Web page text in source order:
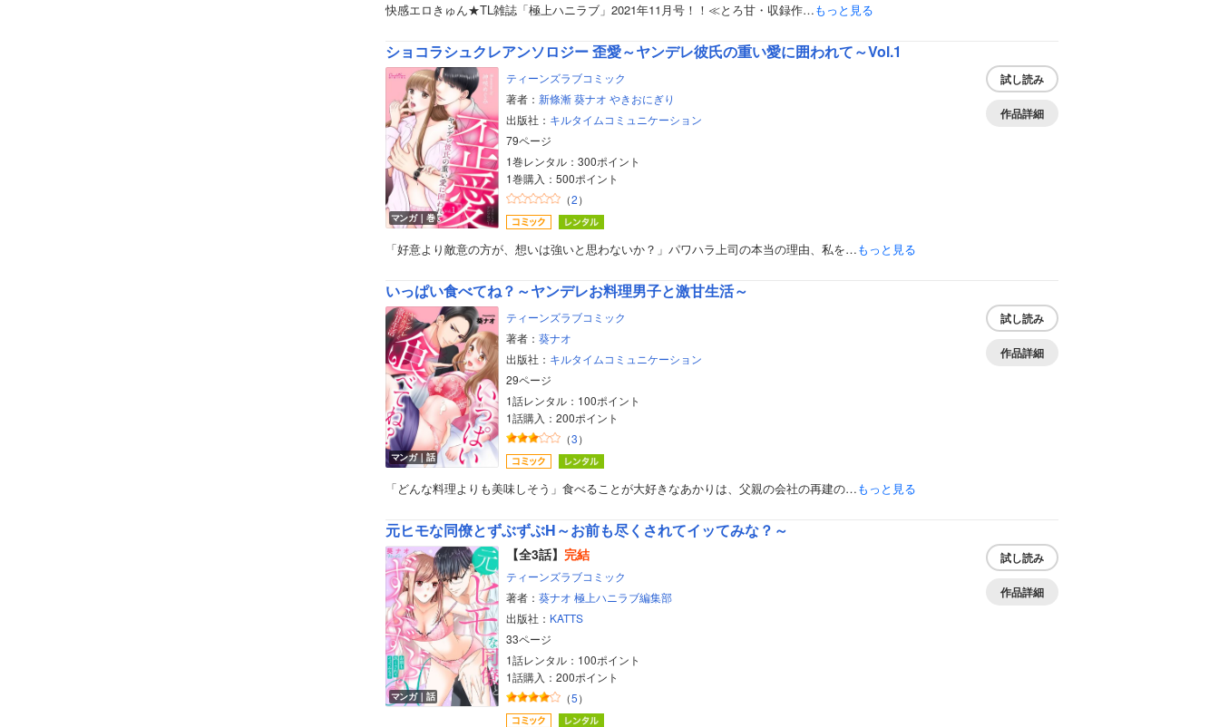
快感エロきゅん★TL雑誌「極上ハニラブ」2021年11月号！！≪とろ甘・収録作…もっと見る
ショコラシュクレアンソロジー 歪愛～ヤンデレ彼氏の重い愛に囲われて～Vol.1
マンガ｜巻
ティーンズラブコミック
著者： 新條漸 葵ナオ やきおにぎり
出版社： キルタイムコミュニケーション
79ページ
1巻レンタル：300ポイント
1巻購入：500ポイント
（2）
試し読み
作品詳細
「好意より敵意の方が、想いは強いと思わないか？」パワハラ上司の本当の理由、私を…もっと見る
いっぱい食べてね？～ヤンデレお料理男子と激甘生活～
マンガ｜話
ティーンズラブコミック
著者： 葵ナオ
出版社： キルタイムコミュニケーション
29ページ
1話レンタル：100ポイント
1話購入：200ポイント
（3）
試し読み
作品詳細
「どんな料理よりも美味しそう」食べることが大好きなあかりは、父親の会社の再建の…もっと見る
元ヒモな同僚とずぶずぶH～お前も尽くされてイッてみな？～
マンガ｜話
【全3話】 完結
ティーンズラブコミック
著者： 葵ナオ 極上ハニラブ編集部
出版社： KATTS
33ページ
1話レンタル：100ポイント
1話購入：200ポイント
（5）
試し読み
作品詳細